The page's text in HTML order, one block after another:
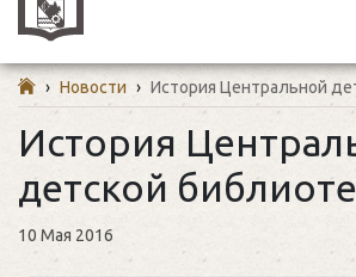
› Новости › История Центральной
История
детской
10 Мая 2016